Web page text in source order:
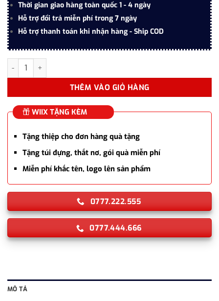
Thời gian giao hàng toàn quốc 1 - 4 ngày
Hỗ trợ đổi trả miễn phí trong 7 ngày
Hỗ trợ thanh toán khi nhận hàng - Ship COD
Set bút bi ký tên cao cấp MT021 màu xanh làm quà tặng số
THÊM VÀO GIỎ HÀNG
WIIX TẶNG KÈM
Tặng thiệp cho đơn hàng quà tặng
Tặng túi đựng, thắt nơ, gói quà miễn phí
Miễn phí khắc tên, logo lên sản phẩm
0777.222.555
0777.444.666
MÔ TẢ